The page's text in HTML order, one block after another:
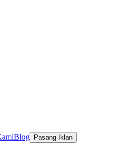
Blog Pasang Iklan